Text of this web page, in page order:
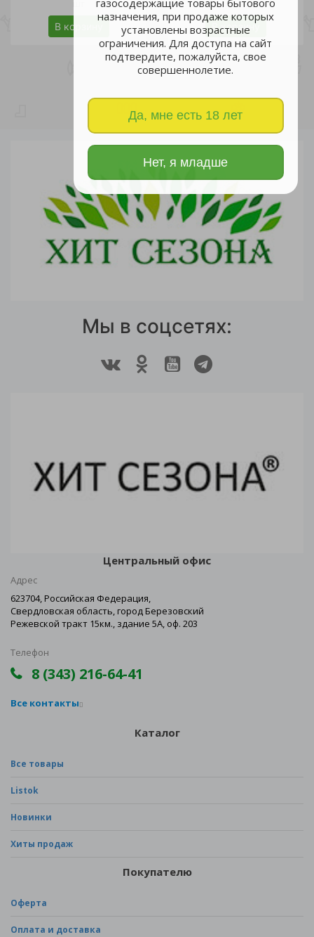
назначения, при продаже которых
установлены возрастные
ограничения. Для доступа на сайт
подтвердите, пожалуйста, свое
совершеннолетие.
Да, мне есть 18 лет
Нет, я младше
В корзину
шт
В корзину
Мы в соцсетях:
Центральный офис
Адрес
623704, Российская Федерация,
Свердловская область, город Березовский
Режевской тракт 15км., здание 5А, оф. 203
Телефон
8 (343) 216-64-41
Все контакты
Каталог
Все товары
Listok
Новинки
Хиты продаж
Покупателю
Оферта
Оплата и доставка